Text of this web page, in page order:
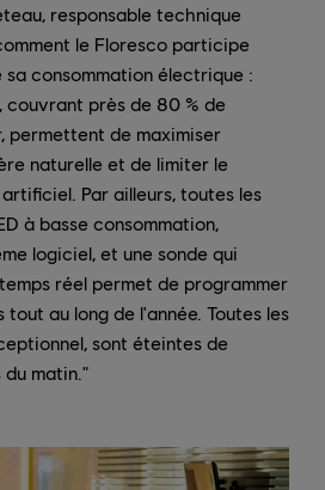
responsable technique
le Floresco participe
consommation électrique :
près de 80 % de
permettent de maximiser
naturelle et de limiter le
Par ailleurs, toutes les
à basse consommation,
logiciel, et une sonde qui
réel permet de programmer
au long de l'année. Toutes les
sont éteintes de
du matin."